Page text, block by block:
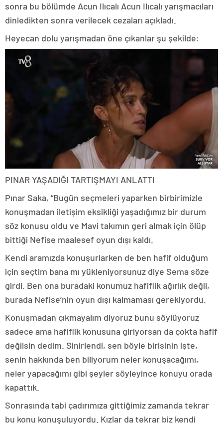
sonra bu bölümde Acun Ilıcalı Acun Ilıcalı yarışmacıları
dinledikten sonra verilecek cezaları açıkladı.
Heyecan dolu yarışmadan öne çıkanlar şu şekilde:
PINAR YAŞADIĞI TARTIŞMAYI ANLATTI
Pınar Saka, “Bugün seçmeleri yaparken birbirimizle
konuşmadan iletişim eksikliği yaşadığımız bir durum
söz konusu oldu ve Mavi takımın geri almak için ölüp
bittiği Nefise maalesef oyun dışı kaldı.
Kendi aramızda konuşurlarken de ben hafif olduğum
için seçtim bana mı yükleniyorsunuz diye Sema söze
girdi. Ben ona buradaki konumuz hafiflik ağırlık değil,
burada Nefise’nin oyun dışı kalmaması gerekiyordu.
Konuşmadan çıkmayalım diyoruz bunu söylüyoruz
sadece ama hafiflik konusuna giriyorsan da çokta hafif
değilsin dedim. Sinirlendi, sen böyle birisinin işte,
senin hakkında ben biliyorum neler konuşacağımı,
neler yapacağımı gibi şeyler söyleyince konuyu orada
kapattık.
Sonrasında tabi çadırımıza gittiğimiz zamanda tekrar
bu konu konuşuluyordu. Kızlar da tekrar biz kendi